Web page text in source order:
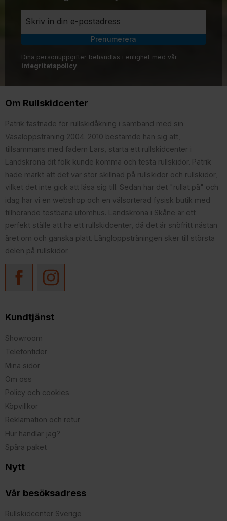
Prenumerera
Dina personuppgifter behandlas i enlighet med vår
integritetspolicy.
Om Rullskidcenter
Patrik fastnade för rullskidåkning i samband med sin
Vasaloppsträning 2004. 2010 bestämde han sig att,
tillsammans med fadern Lars, starta ett rullskidcenter i
Landskrona dit folk kunde komma och testa rullskidor. Patrik
hade märkt att det var stor skillnad på rullskidor och rullskidor,
vilket det inte gick att läsa sig till. Sedan har det "rullat på" och
idag har vi en webshop och en välsorterad fysisk butik med
tillhörande testbana utomhus. Landskrona i Skåne är ett
perfekt ställe att ha ett rullskidcenter, då det är snöfritt nästan
året om och ganska platt. Långloppsträningen sker till största
delen på rullskidor.
Kundtjänst
Showroom
Telefontider
Mina sidor
Om oss
Policy och cookies
Köpvillkor
Reklamation och retur
Hur handlar jag?
Spåra paket
Nytt
Vår besöksadress
Rullskidcenter Sverige